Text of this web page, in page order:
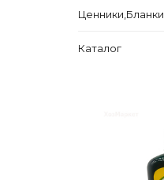
Ценники,Бланки
Каталог